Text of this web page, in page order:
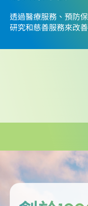
透過醫療服務、預防
研究和慈善服務來改